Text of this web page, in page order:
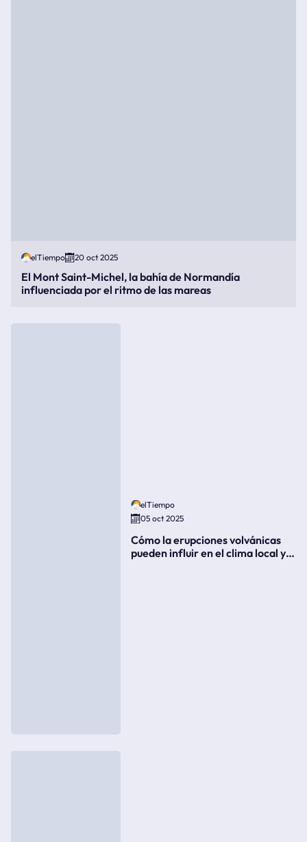
elTiempo 20 oct 2025
El Mont Saint-Michel, la bahía de Normandía
influenciada por el ritmo de las mareas
elTiempo
05 oct 2025
Cómo la erupciones volvánicas
pueden influir en el clima local y